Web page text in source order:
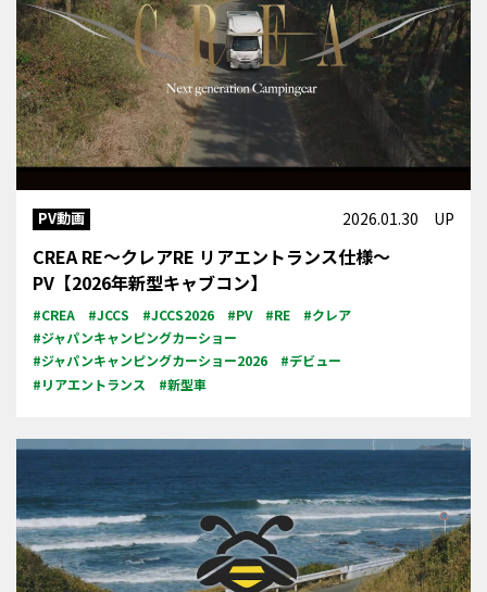
PV動画 2026.01.30 UP
CREA RE～クレアRE リアエントランス仕様～
PV【2026年新型キャブコン】
#CREA #JCCS #JCCS2026 #PV #RE
#クレア
#ジャパンキャンピングカーショー
#ジャパンキャンピングカーショー2026
#デビュー
#リアエントランス
#新型車